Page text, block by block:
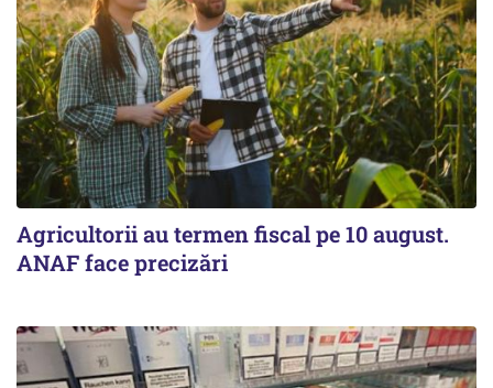
Agricultorii au termen fiscal pe 10 august.
ANAF face precizări